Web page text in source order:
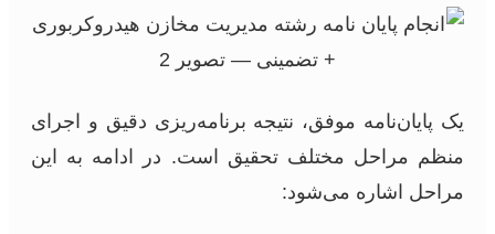
یک پایان‌نامه موفق، نتیجه برنامه‌ریزی دقیق و اجرای
منظم مراحل مختلف تحقیق است. در ادامه به این
مراحل اشاره می‌شود: